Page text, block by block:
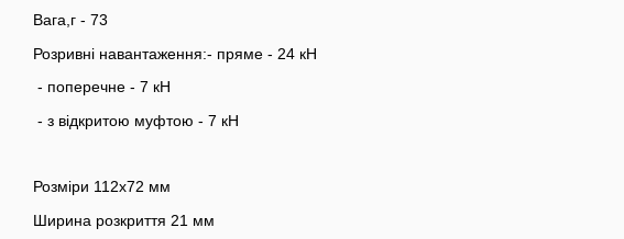
Вага,г - 73
Розривні навантаження:- пряме - 24 кН
- поперечне - 7 кН
- з відкритою муфтою - 7 кН
Розміри 112х72 мм
Ширина розкриття 21 мм